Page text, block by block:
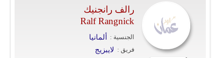
رالف رانجنيك
Ralf Rangnick
الجنسية : ألمانيا
فريق : لايبزيج